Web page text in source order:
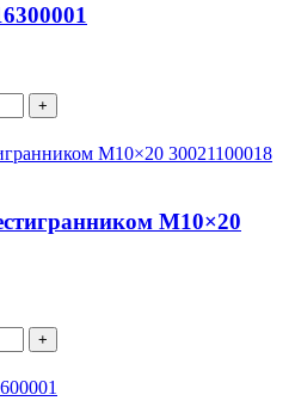
+
M10×20
+